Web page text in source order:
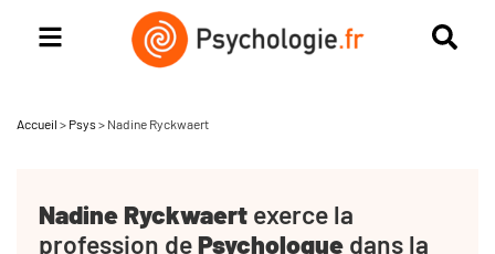
Accueil > Psys > Nadine Ryckwaert
Nadine Ryckwaert exerce la
profession dePsychologue dans la